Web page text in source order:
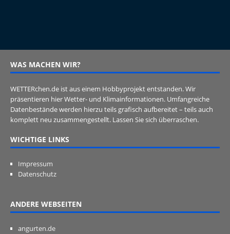
WAS MACHEN WIR?
WETTERchen.de ist aus einem Hobbyprojekt entstanden. Wir
präsentieren hier Wetter- und Klimainformationen. Umfangreiche
Datenbestände werden hierzu teils grafisch aufbereitet – teils auch
komplett neu zusammengestellt. Lassen Sie sich überraschen.
WICHTIGE LINKS
Impressum
Datenschutz
ANDERE WEBSEITEN
angurten.de